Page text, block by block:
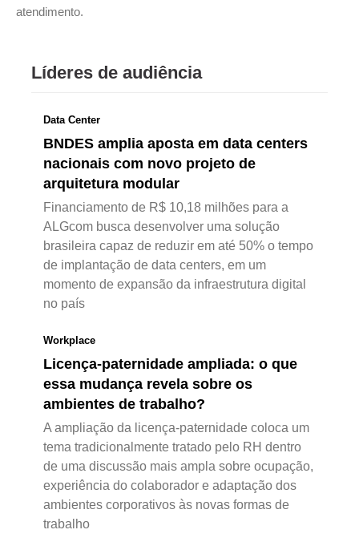
atendimento.
Líderes de audiência
Data Center
BNDES amplia aposta em data centers
nacionais com novo projeto de
arquitetura modular
Financiamento de R$ 10,18 milhões para a
ALGcom busca desenvolver uma solução
brasileira capaz de reduzir em até 50% o tempo
de implantação de data centers, em um
momento de expansão da infraestrutura digital
no país
Workplace
Licença-paternidade ampliada: o que
essa mudança revela sobre os
ambientes de trabalho?
A ampliação da licença-paternidade coloca um
tema tradicionalmente tratado pelo RH dentro
de uma discussão mais ampla sobre ocupação,
experiência do colaborador e adaptação dos
ambientes corporativos às novas formas de
trabalho